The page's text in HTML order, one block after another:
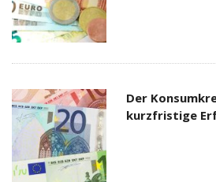
Der
kurzfristige